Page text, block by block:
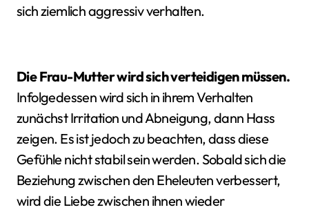
sich ziemlich aggressiv verhalten.
Die Frau-Mutter wird sich verteidigen müssen.
Infolgedessen wird sich in ihrem Verhalten
zunächst Irritation und Abneigung, dann Hass
zeigen. Es ist jedoch zu beachten, dass diese
Gefühle nicht stabil sein werden. Sobald sich die
Beziehung zwischen den Eheleuten verbessert,
wird die Liebe zwischen ihnen wieder